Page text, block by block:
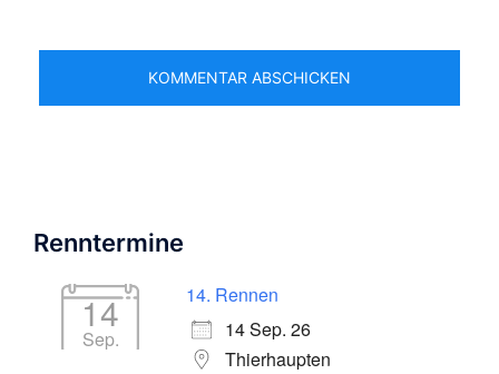
Renntermine
14
Sep.
14. Rennen
14 Sep. 26
Thierhaupten